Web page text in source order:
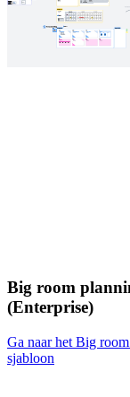
Big room
(Enterprise)
Ga naar het Big
sjabloon